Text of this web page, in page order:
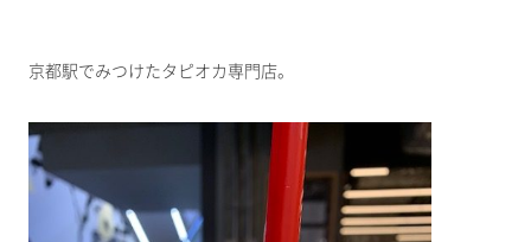
京都駅でみつけたタピオカ専門店。